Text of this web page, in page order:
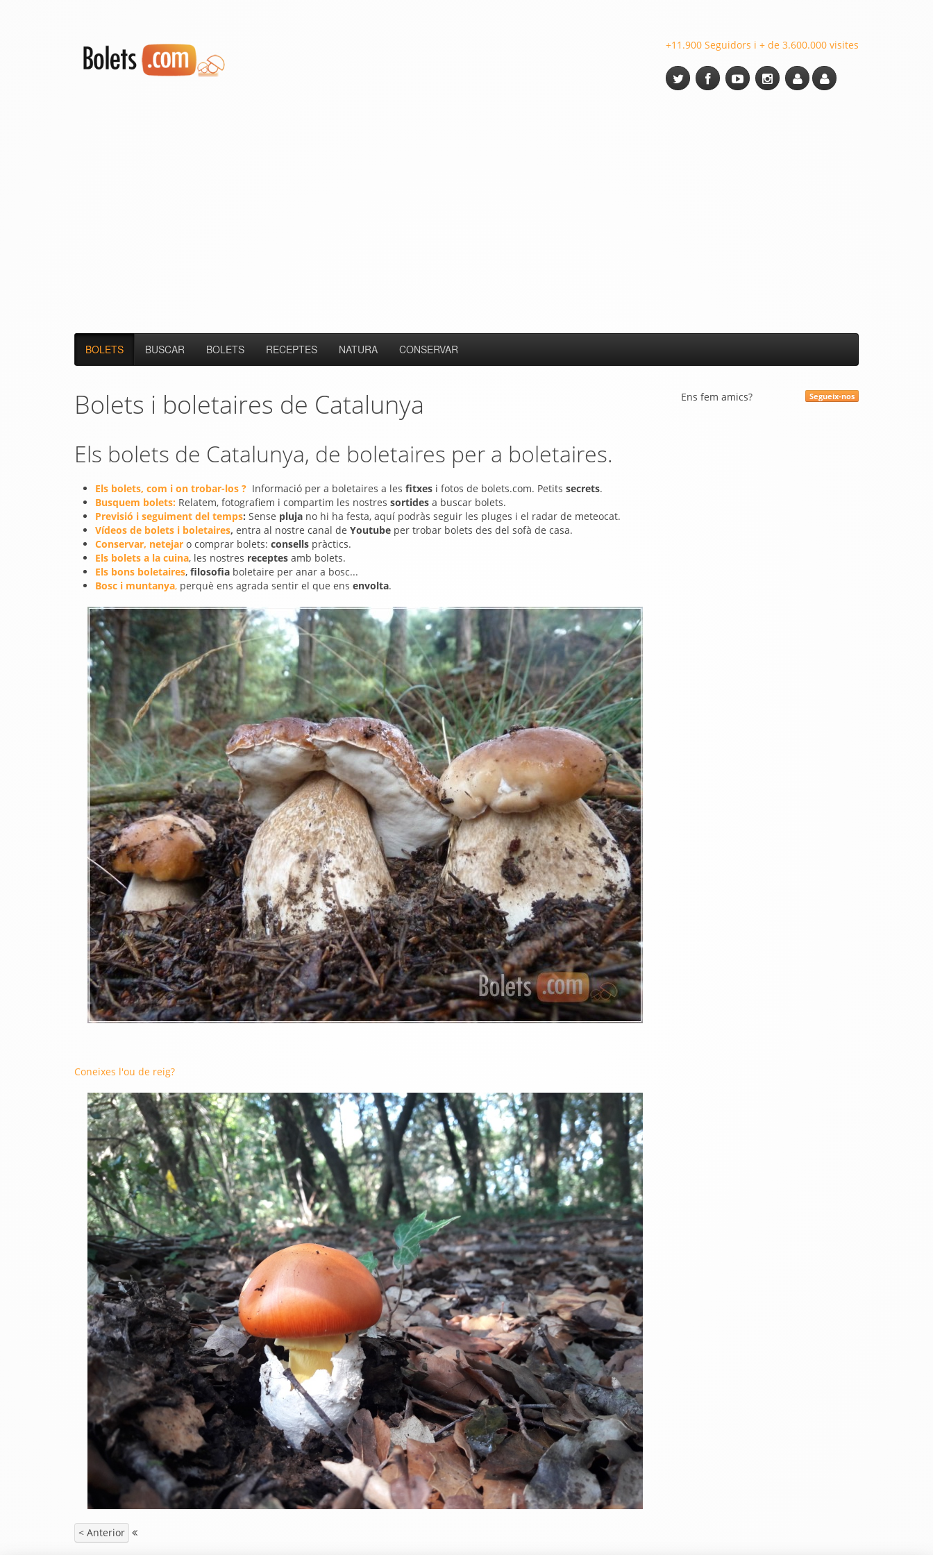
+11.900 Seguidors i + de 3.600.000 visites
BOLETS BUSCAR BOLETS RECEPTES NATURA CONSERVAR
Bolets i boletaires de Catalunya
Els bolets de Catalunya, de boletaires per a boletaires.
Els bolets, com i on trobar-los ? Informació per a boletaires a les fitxes i fotos de bolets.com. Petits secrets.
Busquem bolets: Relatem, fotografiem i compartim les nostres sortides a buscar bolets.
Previsió i seguiment del temps: Sense pluja no hi ha festa, aquí podràs seguir les pluges i el radar de meteocat.
Vídeos de bolets i boletaires, entra al nostre canal de Youtube per trobar bolets des del sofà de casa.
Conservar, netejar o comprar bolets: consells pràctics.
Els bolets a la cuina, les nostres receptes amb bolets.
Els bons boletaires, filosofia boletaire per anar a bosc...
Bosc i muntanya, perquè ens agrada sentir el que ens envolta.
Coneixes l'ou de reig?
< Anterior
Segueix-nos
Ens fem amics?